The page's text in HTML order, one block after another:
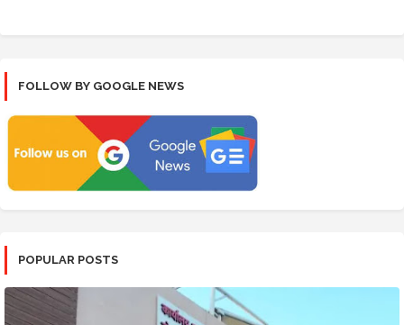
FOLLOW BY GOOGLE NEWS
POPULAR POSTS